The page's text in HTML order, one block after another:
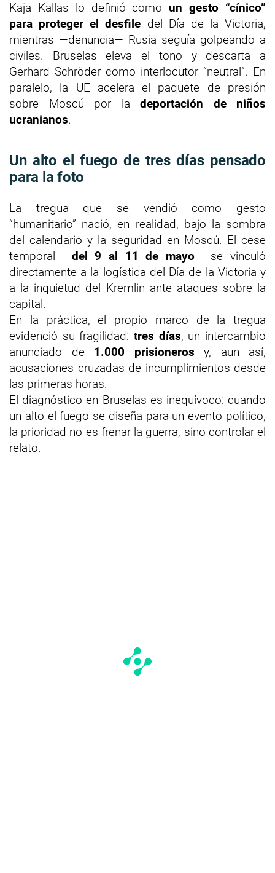
Kaja Kallas lo definió como un gesto “cínico”
para proteger el desfile del Día de la Victoria,
mientras —denuncia— Rusia seguía golpeando a
civiles. Bruselas eleva el tono y descarta a
Gerhard Schröder como interlocutor “neutral”. En
paralelo, la UE acelera el paquete de presión
sobre Moscú por la deportación de niños
ucranianos.
Un alto el fuego de tres días pensado
para la foto
La tregua que se vendió como gesto
“humanitario” nació, en realidad, bajo la sombra
del calendario y la seguridad en Moscú. El cese
temporal —del 9 al 11 de mayo— se vinculó
directamente a la logística del Día de la Victoria y
a la inquietud del Kremlin ante ataques sobre la
capital.
En la práctica, el propio marco de la tregua
evidenció su fragilidad: tres días, un intercambio
anunciado de 1.000 prisioneros y, aun así,
acusaciones cruzadas de incumplimientos desde
las primeras horas.
El diagnóstico en Bruselas es inequívoco: cuando
un alto el fuego se diseña para un evento político,
la prioridad no es frenar la guerra, sino controlar el
relato.